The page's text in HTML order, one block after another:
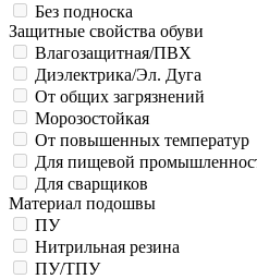
Без подноска
Защитные свойства обуви
Влагозащитная/ПВХ
Диэлектрика/Эл. Дуга
От общих загрязнений
Морозостойкая
От повышенных температур
Для пищевой
Для сварщиков
Материал подошвы
ПУ
Нитрильная резина
ПУ/ТПУ